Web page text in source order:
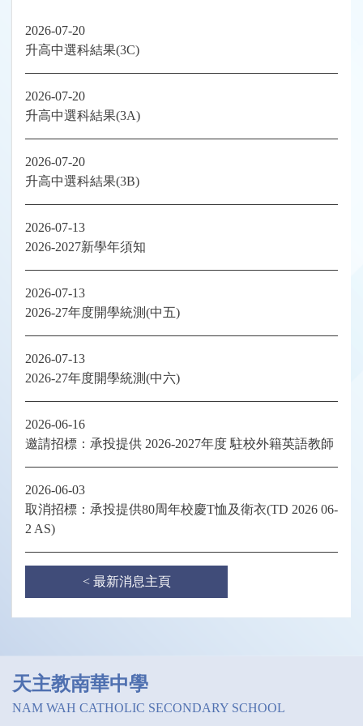
2026-07-20
升高中選科結果(3C)
2026-07-20
升高中選科結果(3A)
2026-07-20
升高中選科結果(3B)
2026-07-13
2026-2027新學年須知
2026-07-13
2026-27年度開學統測(中五)
2026-07-13
2026-27年度開學統測(中六)
2026-06-16
邀請招標：承投提供 2026-2027年度 駐校外籍英語教師
2026-06-03
取消招標：承投提供80周年校慶T恤及衛衣(TD 2026 06-
2 AS)
< 最新消息主頁
天主教南華中學
NAM WAH CATHOLIC SECONDARY SCHOOL